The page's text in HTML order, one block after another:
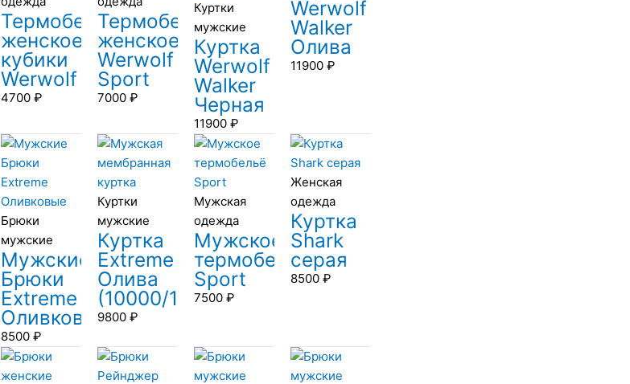
Термобелье
женское
кубики
Werwolf
4700 ₽
Термобелье
женское
Werwolf
Sport
7000 ₽
Куртки
мужские
Куртка
Werwolf
Walker
Черная
11900 ₽
Werwolf
Walker
Олива
11900 ₽
Брюки
мужские
Мужские
Брюки
Extreme
Оливковые
8500 ₽
Куртки
мужские
Куртка
Extreme
Олива
(10000/10000)
9800 ₽
Мужская
одежда
Мужское
термобельё
Sport
7500 ₽
Женская
одежда
Куртка
Shark
серая
8500 ₽